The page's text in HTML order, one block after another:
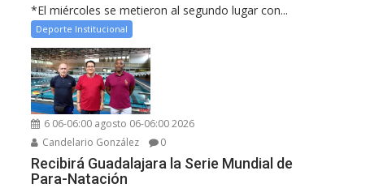
*El miércoles se metieron al segundo lugar con...
Deporte Institucional
6 06-06:00 agosto 06-06:00 2026
Candelario González
0
Recibirá Guadalajara la Serie Mundial de
Para-Natación